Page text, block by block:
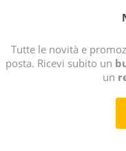
Tutte le novità e
posta. Ricevi subito un
un